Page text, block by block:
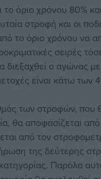
όριο χρόνου 80%
στροφή και οι
το όριο χρόνου να
σειρές
διεξαχθεί ο αγώνας
είναι κάτω των
των στροφών, που
θα αποφασίζεται
από τον
της δεύτερης
Παρόλα